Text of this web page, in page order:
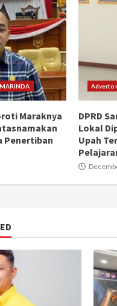
Maraknya
Penertiban
DPRD
Lokal
Upah